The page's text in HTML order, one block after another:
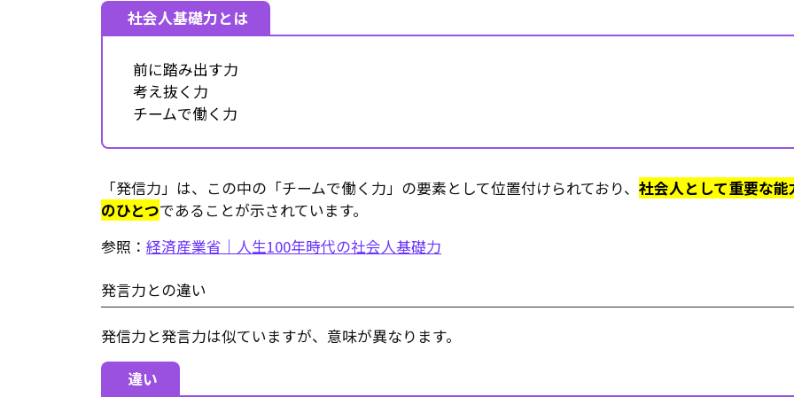
社会人基礎力とは
前に踏み出す力
考え抜く力
チームで働く力
「発信力」は、この中の「チームで働く力」の要素として位置付けられており、 社会人として重要な能
のひとつであることが示されています。
参照： 経済産業省｜人生100年時代の社会人基礎力
発言力との違い
発信力と発言力は似ていますが、意味が異なります。
違い